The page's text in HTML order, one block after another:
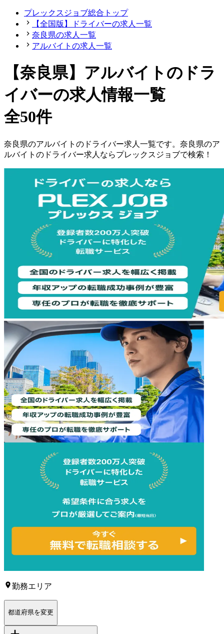
プレックスジョブ総合トップ
【全国版】ドライバーの求人一覧
奈良県の求人一覧
アルバイトの求人一覧
【奈良県】アルバイトのドラ
イバーの求人情報一覧
全50件
奈良県のアルバイトの ドライバー求人一覧です。 奈良県のア
ルバイトの ドライバー求人ならプレックスジョブで検索！
勤務エリア
都道府県を変更